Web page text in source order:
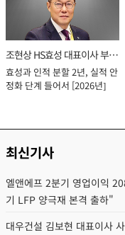
조현상 HS효성 대표이사 부회
장
효성과 인적 분할 2년, 실적 안
정화 단계 들어서 [2026년]
최신기사
엘앤에프 2분기 영업이익
기 LFP 양극재 본격 출하"
대우건설 김보현 대표이사